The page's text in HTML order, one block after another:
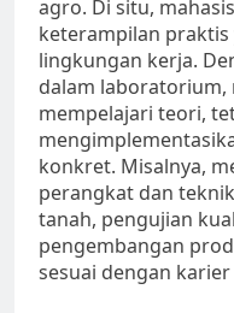
agro. Di situ,
keterampilan
lingkungan kerja.
dalam laboratorium,
mempelajari teori,
konkret. Misalnya,
perangkat dan
tanah, pengujian
pengembangan
sesuai dengan